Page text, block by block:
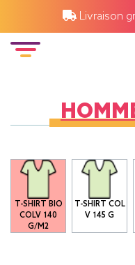
Livraison
T-SHIRT BIO
COLV 140
G/M2
T-SHIRT COL
V 145 G